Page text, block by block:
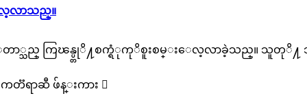
လာသည္။
တာ္သည္ ကြၽန္ပ္တုိ႔စက္ရံုကုိစူး​စမ္းေလ့လာခဲ့သည္။ သူတုိ႔
တၱရာဆီ ဖ်န္းကား 